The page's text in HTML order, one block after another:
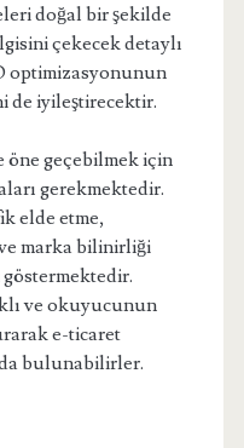
doğal bir şekilde
çekecek detaylı
optimizasyonunun
de iyileştirecektir.
geçebilmek için
gerekmektedir.
elde etme,
marka bilinirliği
ve okuyucunun
e-ticaret
bulunabilirler.